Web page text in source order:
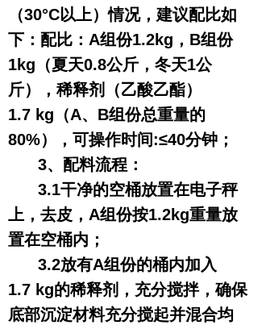
（30°C以上）情况，建议配比如
下：配比：A组份1.2kg，B组份
1kg（夏天0.8公斤，冬天1公
斤），稀释剂（乙酸乙酯）
1.7 kg（A、B组份总重量的
80%），可操作时间:≤40分钟；
3、配料流程：
3.1干净的空桶放置在电子秤
上，去皮，A组份按1.2kg重量放
置在空桶内；
3.2放有A组份的桶内加入
1.7 kg的稀释剂，充分搅拌，确保
底部沉淀材料充分搅起并混合均